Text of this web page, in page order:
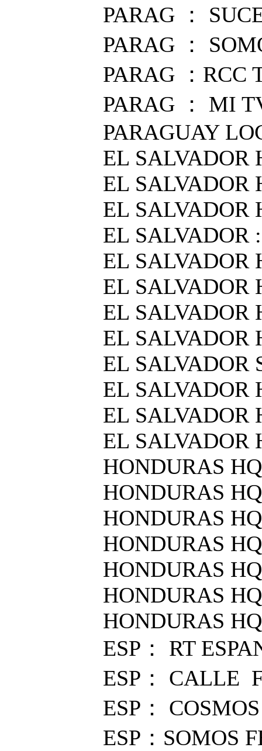
PARAG ：
PARAG ：
PARAG ：RCC
PARAG ： MI
PARAGUAY
EL SALVADOR
EL SALVADOR
EL SALVADOR
EL SALVADOR
EL SALVADOR
EL SALVADOR
EL SALVADOR
EL SALVADOR
EL
EL SALVADOR
EL SALVADOR
EL SALVADOR
HONDURAS
HONDURAS
HONDURAS
HONDURAS
HONDURAS
HONDURAS
HONDURAS
ESP： RT
ESP： CALLE
ESP：
ESP：SOMOS